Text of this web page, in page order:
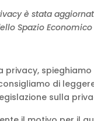
è stata
Spazio Economico
privacy,
di
sulla